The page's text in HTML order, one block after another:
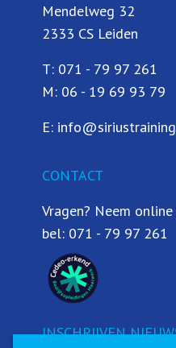
Mendelweg 32
2333 CS Leiden
T: 071 - 79 97 261
M: 06 - 19 69 93 79
E:
CONTACT
Vragen? Neem
bel: 071 - 79 97 261
INSCHRIJVEN